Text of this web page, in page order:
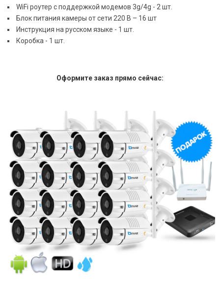
WiFi роутер с поддержкой модемов 3g/4g - 2 шт.
Блок питания камеры от сети 220 В – 16 шт
Инструкция на русском языке - 1 шт.
Коробка - 1 шт.
Оформите заказ прямо сейчас: